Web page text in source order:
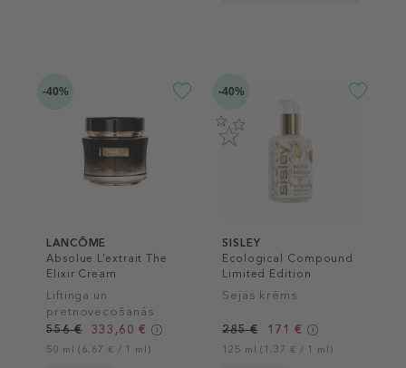
-40%
LANCÔME
Absolue L’extrait The
Elixir Cream
Liftinga un
pretnovecošanās
sejas krēms
556 € 333,60 €
50 ml (6,67 € / 1 ml)
-40%
SISLEY
Ecological Compound
Limited Edition
Sejas krēms
285 € 171 €
125 ml (1,37 € / 1 ml)